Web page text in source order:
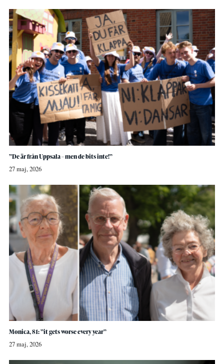
”De är från Uppsala – men de bits inte!”
27 maj, 2026
Monica, 81: ”it gets worse every year”
27 maj, 2026